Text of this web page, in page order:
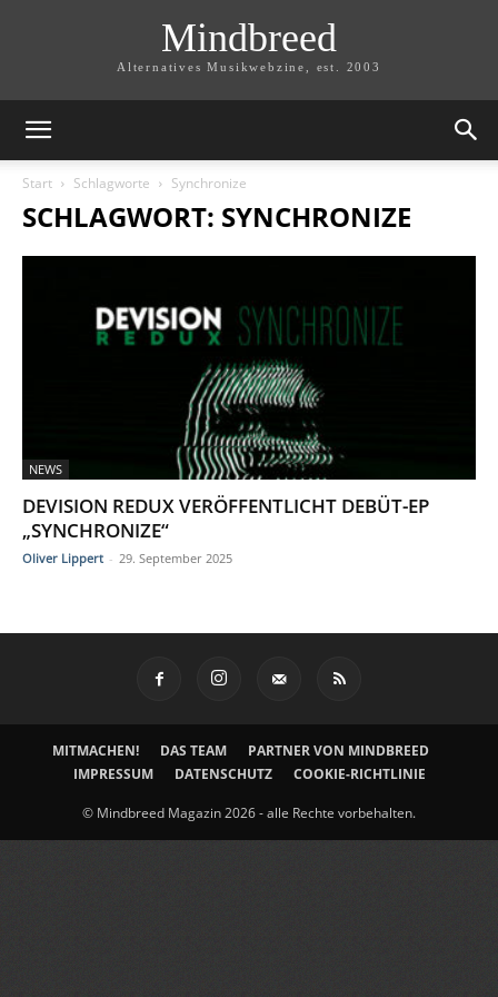
Mindbreed
Alternatives Musikwebzine, est. 2003
Start Schlagworte Synchronize
SCHLAGWORT: SYNCHRONIZE
NEWS
DEVISION REDUX VERÖFFENTLICHT DEBÜT-EP
„SYNCHRONIZE“
Oliver Lippert - 29. September 2025
MITMACHEN! DAS TEAM
PARTNER VON MINDBREED
IMPRESSUM
DATENSCHUTZ COOKIE-RICHTLINIE
© Mindbreed Magazin 2026 - alle Rechte vorbehalten.